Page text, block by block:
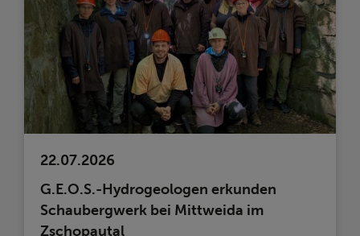
22.07.2026
G.E.O.S.-Hydrogeologen erkunden
Schaubergwerk bei Mittweida im
Zschopautal